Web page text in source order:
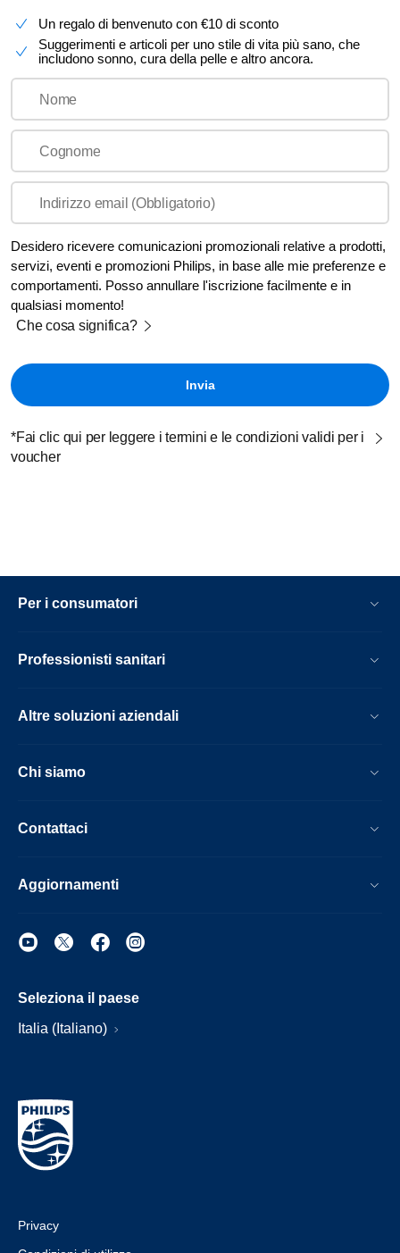
Un regalo di benvenuto con €10 di sconto
Suggerimenti e articoli per uno stile di vita più sano, che
includono sonno, cura della pelle e altro ancora.
Nome
Cognome
Indirizzo email (Obbligatorio)
Desidero ricevere comunicazioni promozionali relative a prodotti,
servizi, eventi e promozioni Philips, in base alle mie preferenze e
comportamenti. Posso annullare l'iscrizione facilmente e in
qualsiasi momento!
Che cosa significa?
*Fai clic qui per leggere i termini e le condizioni validi per i
voucher
Per i consumatori
Professionisti sanitari
Altre soluzioni aziendali
Chi siamo
Contattaci
Aggiornamenti
Seleziona il paese
Italia (Italiano)
Privacy